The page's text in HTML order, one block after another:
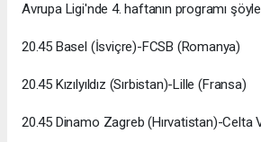
Avrupa Ligi'nde 4. haftanın programı
20.45 Basel (İsviçre)-FCSB (Romanya)
20.45 Kızılyıldız (Sırbistan)-Lille (Fransa)
20.45 Dinamo Zagreb (Hırvatistan)-Celta